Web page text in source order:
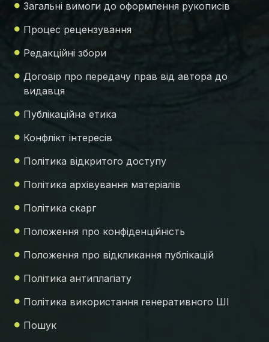
Загальні вимоги до оформлення рукописів
Процес рецензування
Редакційні збори
Договір про передачу прав від автора до
видавця
Публікаційна етика
Конфлікт інтересів
Політика відкритого доступу
Політика архівування матеріалів
Політика скарг
Положення про конфіденційність
Положення про відкликання публікацій
Політика антиплагіату
Політика використання генеративного ШІ
Пошук